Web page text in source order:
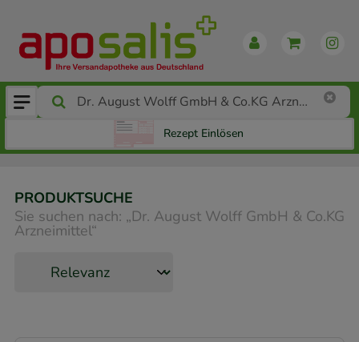
Rezept Einlösen
PRODUKTSUCHE
Sie suchen nach: „Dr. August Wolff GmbH & Co.KG
Arzneimittel“